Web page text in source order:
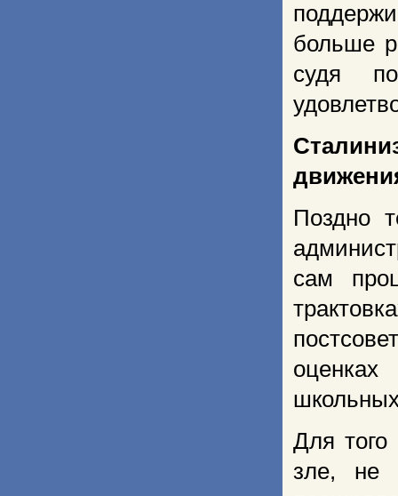
больше
судя
Поздно
сам
Для того
зле, не